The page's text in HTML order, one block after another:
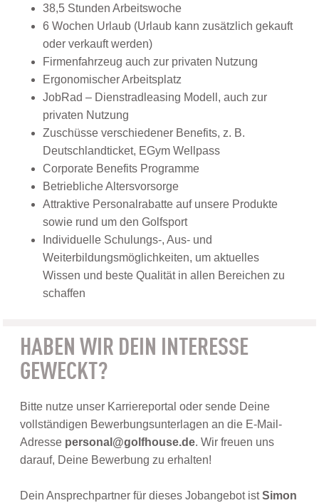
38,5 Stunden Arbeitswoche
6 Wochen Urlaub (Urlaub kann zusätzlich gekauft
oder verkauft werden)
Firmenfahrzeug auch zur privaten Nutzung
Ergonomischer Arbeitsplatz
JobRad – Dienstradleasing Modell, auch zur
privaten Nutzung
Zuschüsse verschiedener Benefits, z. B.
Deutschlandticket, EGym Wellpass
Corporate Benefits Programme
Betriebliche Altersvorsorge
Attraktive Personalrabatte auf unsere Produkte
sowie rund um den Golfsport
Individuelle Schulungs-, Aus- und
Weiterbildungsmöglichkeiten, um aktuelles
Wissen und beste Qualität in allen Bereichen zu
schaffen
HABEN WIR DEIN INTERESSE
GEWECKT?
Bitte nutze unser Karriereportal oder sende Deine
vollständigen Bewerbungsunterlagen an die E-Mail-
Adresse personal@golfhouse.de. Wir freuen uns
darauf, Deine Bewerbung zu erhalten!
Dein Ansprechpartner für dieses Jobangebot istSimon